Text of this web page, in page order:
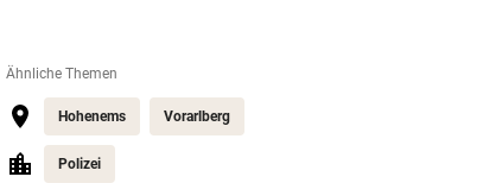
Ähnliche Themen
Hohenems Vorarlberg
Polizei